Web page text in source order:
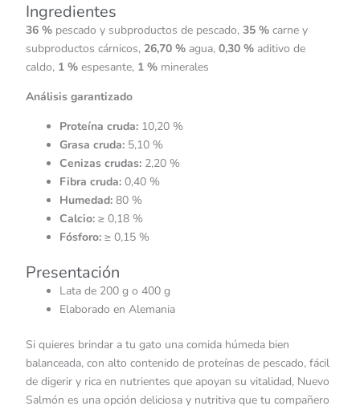
Ingredientes
36 % pescado y subproductos de pescado, 35 % carne y
subproductos cárnicos, 26,70 % agua, 0,30 % aditivo de
caldo, 1 % espesante, 1 % minerales
Análisis garantizado
Proteína cruda: 10,20 %
Grasa cruda: 5,10 %
Cenizas crudas: 2,20 %
Fibra cruda: 0,40 %
Humedad: 80 %
Calcio: ≥ 0,18 %
Fósforo: ≥ 0,15 %
Presentación
Lata de 200 g o 400 g
Elaborado en Alemania
Si quieres brindar a tu gato una comida húmeda bien
balanceada, con alto contenido de proteínas de pescado, fácil
de digerir y rica en nutrientes que apoyan su vitalidad, Nuevo
Salmón es una opción deliciosa y nutritiva que tu compañero